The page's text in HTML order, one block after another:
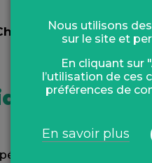
structure
en petits
Nous utilisons
sur le site et
En cliquant sur
l’utilisation de ces
préférences de
En savoir plus